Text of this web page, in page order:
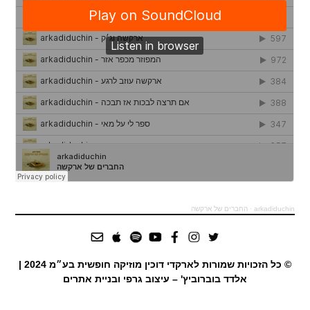
arkadiduchin
·החברים של ארקשה
© כל הזכויות שמורות לארקדי דוכין מוזיקה חופשית בע״מ 2024 |
אלדד בוברוביץ' – עיצוב גרפי ובניית אתרים